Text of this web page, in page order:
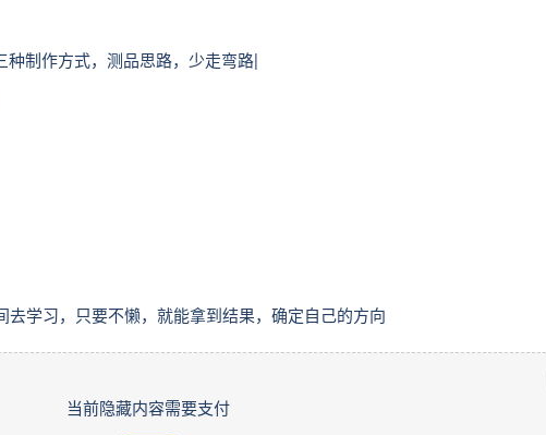
制作方式，测品思路，少走弯路|
学习，只要不懒，就能拿到结果，确定自己的方向
当前隐藏内容需要支付